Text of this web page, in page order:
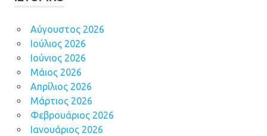
Αύγουστος 2026
Ιούλιος 2026
Ιούνιος 2026
Μάιος 2026
Απρίλιος 2026
Μάρτιος 2026
Φεβρουάριος 2026
Ιανουάριος 2026